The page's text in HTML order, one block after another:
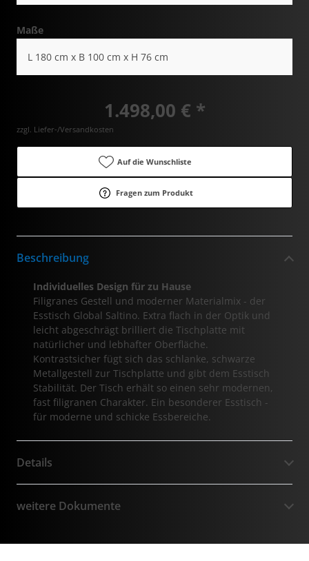
Maße
L 180 cm x B 100 cm x H 76 cm
1.498,00 € *
zzgl. Liefer-/Versandkosten
Auf die Wunschliste
Fragen zum Produkt
Beschreibung
Individuelles Design für zu Hause
Filigranes Gestell und moderner Materialmix - der
Esstisch Global Saltino. Extra flach in der Optik und
leicht abgeschrägt brilliert die Tischplatte mit
natürlicher und lebhafter Oberfläche.
Kontrastsicher fügt sich das schlanke, schwarze
Metallgestell zur Tischplatte und gibt dem Esstisch
Stabilität. Der Tisch erhält so einen sehr modernen,
fast filigranen Charakter. Ein besonderer Esstisch -
für moderne und schicke Essbereiche.
Details
weitere Dokumente